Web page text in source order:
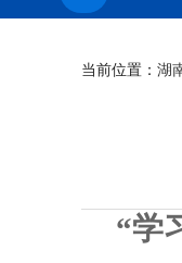
当前位置： 湖
“学